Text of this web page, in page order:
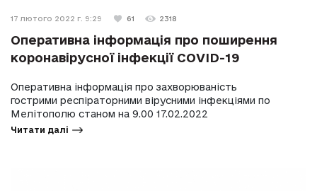
17 лютого 2022 г. 9:29 61 2318
Оперативна інформація про поширення
коронавірусної інфекції COVID-19
Оперативна інформація про захворюваність
гострими респіраторними вірусними інфекціями по
Мелітополю станом на 9.00 17.02.2022
Читати далі